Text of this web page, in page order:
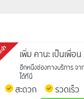
เพิ่ม คานะ เป็นเพื่
อีกหนึ่งช่องทางบริการ จา
ได้ที่นี่
สะดวก รวดเร็ว